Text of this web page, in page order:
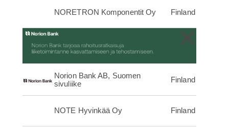
NORETRON Komponentit Oy Finland
×
Norion Bank AB, Suomen
sivuliike
Finland
NOTE Hyvinkää Oy Finland